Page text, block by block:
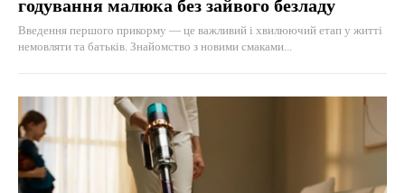
годування малюка без зайвого безладу
Введення першого прикорму — це важливий і хвилюючий етап у житті
немовляти та батьків. Знайомство з новими смаками...